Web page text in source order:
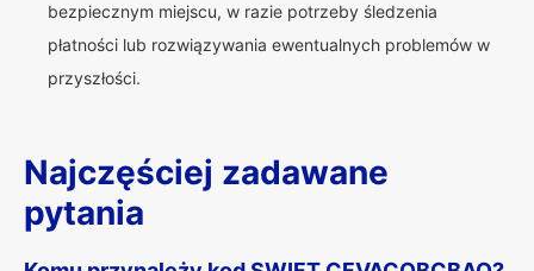
bezpiecznym miejscu, w razie potrzeby śledzenia
płatności lub rozwiązywania ewentualnych problemów w
przyszłości.
Najczęściej zadawane
pytania